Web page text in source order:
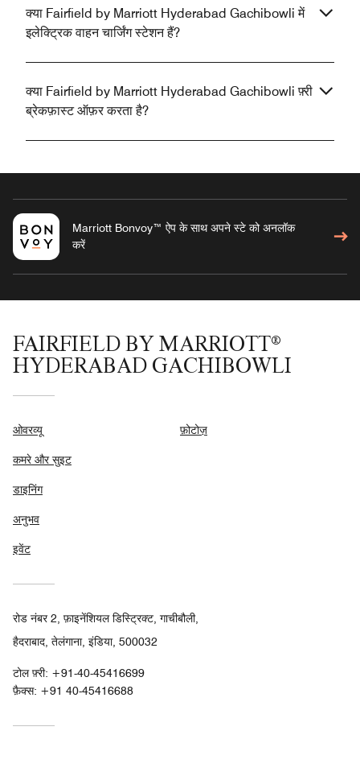
क्या Fairfield by Marriott Hyderabad Gachibowli में
इलेक्ट्रिक वाहन चार्जिंग स्टेशन हैं?
क्या Fairfield by Marriott Hyderabad Gachibowli फ़्री
ब्रेकफ़ास्ट ऑफ़र करता है?
Marriott Bonvoy™ ऐप के साथ अपने स्टे को अनलॉक
करें
FAIRFIELD BY MARRIOTT®
HYDERABAD GACHIBOWLI
ओवरव्यू
कमरे और सुइट
डाइनिंग
अनुभव
इवेंट
फ़ोटोज़
रोड नंबर 2, फ़ाइनेंशियल डिस्ट्रिक्ट, गाचीबौली,
हैदराबाद, तेलंगाना, इंडिया, 500032
टोल फ़्री: +91-40-45416699
फ़ैक्स: +91 40-45416688